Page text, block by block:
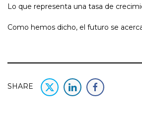
Lo que representa una tasa de
Como hemos dicho, el futuro se
SHARE